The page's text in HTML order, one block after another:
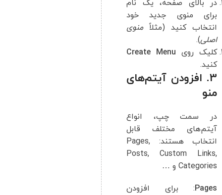
در بالای صفحه، یک نام
برای منوی جدید خود
انتخاب کنید (مثلاًمنوی
اصلی).
کلیک روی Create Menu
کنید.
3. افزودن آیتم‌های
منو
در سمت چپ، انواع
آیتم‌های مختلف قابل
انتخاب هستند: Pages,
Posts, Custom Links,
Categories و …
Pages: برای افزودن